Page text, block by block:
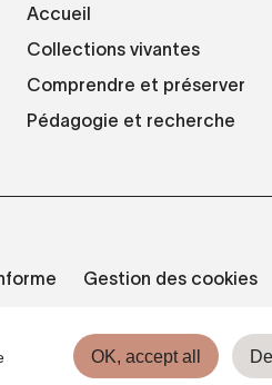
Accueil
Collections vivantes
Comprendre et préserver
Pédagogie et recherche
Gestion des cookies
OK, accept all